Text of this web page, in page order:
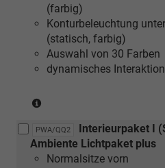
(farbig)
Konturbeleuchtung
(statisch, farbig)
Auswahl von 30 Farben
dynamisches
Verbindung
mit
[PY2]
PWA/QQ2
Interieurpaket I
Ambiente Lichtpaket plus
Normalsitze vorn